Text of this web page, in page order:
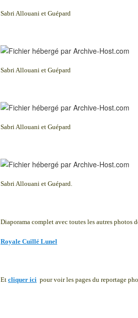
Sabri Allouani et Guépard
Sabri Allouani et Guépard
Sabri Allouani et Guépard
Sabri Allouani et Guépard.
Diaporama complet avec toutes les autres photos
Royale Cuillé Lunel
Et cliquer ici pour voir les pages du reportage